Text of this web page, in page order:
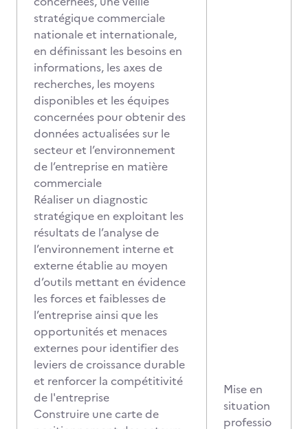
stratégique commerciale
nationale et internationale,
en définissant les besoins en
informations, les axes de
recherches, les moyens
disponibles et les équipes
concernées pour obtenir des
données actualisées sur le
secteur et l’environnement
de l’entreprise en matière
commerciale
Réaliser un diagnostic
stratégique en exploitant les
résultats de l’analyse de
l’environnement interne et
externe établie au moyen
d’outils mettant en évidence
les forces et faiblesses de
l’entreprise ainsi que les
opportunités et menaces
externes pour identifier des
leviers de croissance durable
et renforcer la compétitivité
de l'entreprise
Construire une carte de
Mise en
situation
professio